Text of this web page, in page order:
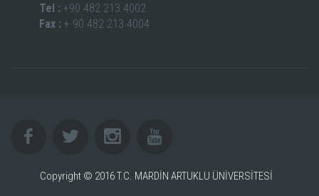
Tel : +90 482 213 4002
Fax : + 90 482 213 4004
Copyright © 2016 T.C. MARDİN ARTUKLU ÜNİVERSİTESİ